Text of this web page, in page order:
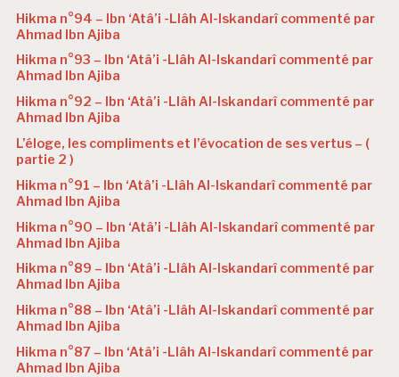
Hikma n°94 – Ibn ‘Atâ’i -Llâh Al-Iskandarî commenté par
Ahmad Ibn Ajiba
Hikma n°93 – Ibn ‘Atâ’i -Llâh Al-Iskandarî commenté par
Ahmad Ibn Ajiba
Hikma n°92 – Ibn ‘Atâ’i -Llâh Al-Iskandarî commenté par
Ahmad Ibn Ajiba
L’éloge, les compliments et l’évocation de ses vertus – (
partie 2 )
Hikma n°91 – Ibn ‘Atâ’i -Llâh Al-Iskandarî commenté par
Ahmad Ibn Ajiba
Hikma n°90 – Ibn ‘Atâ’i -Llâh Al-Iskandarî commenté par
Ahmad Ibn Ajiba
Hikma n°89 – Ibn ‘Atâ’i -Llâh Al-Iskandarî commenté par
Ahmad Ibn Ajiba
Hikma n°88 – Ibn ‘Atâ’i -Llâh Al-Iskandarî commenté par
Ahmad Ibn Ajiba
Hikma n°87 – Ibn ‘Atâ’i -Llâh Al-Iskandarî commenté par
Ahmad Ibn Ajiba